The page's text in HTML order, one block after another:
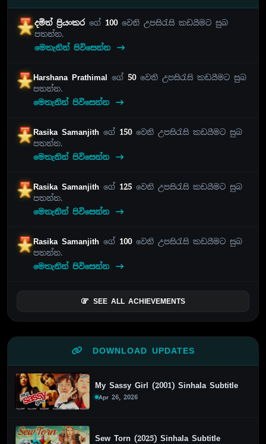
දමිත් ප්‍රියංකරගේ 100වෙනි උපසිරැසි කඩයීමට සුබ
පතන්න.
මෙතැනින් පිවිසෙන්න
Harshana Prathimal ගේ 50වෙනි උපසිරැසි කඩයීමට සුබ
පතන්න.
මෙතැනින් පිවිසෙන්න
Rasika Samanjithගේ 150වෙනි උපසිරැසි කඩයීමට සුබ
පතන්න.
මෙතැනින් පිවිසෙන්න
Rasika Samanjithගේ 125 වෙනි උපසිරැසි කඩයීමට සුබ
පතන්න.
මෙතැනින් පිවිසෙන්න
Rasika Samanjithගේ 100වෙනි උපසිරැසි කඩයීමට සුබ
පතන්න.
මෙතැනින් පිවිසෙන්න
SEE ALL ACHIEVEMENTS
DOWNLOAD UPDATES
My Sassy Girl (2001) Sinhala Subtitle
Apr 26, 2026
Sew Torn (2025) Sinhala Subtitle